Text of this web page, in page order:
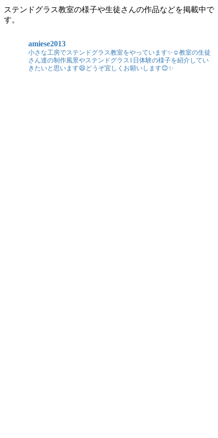
ステンドグラス教室の様子や生徒さんの作品などを掲載中で
す。
amiese2013
小さな工房でステンドグラス教室をやっています✨☺️教室の生徒
さん達の制作風景やステンドグラス1日体験の様子を紹介してい
きたいと思います😄どうぞ宜しくお願いします😊✨